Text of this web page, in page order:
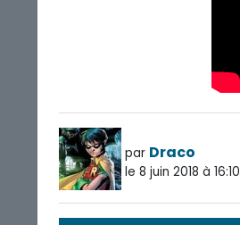
par Draco
le 8 juin 2018 à 16:10